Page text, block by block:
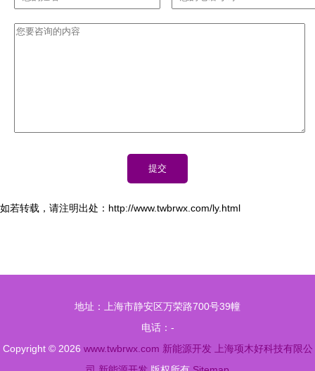
如若转载，请注明出处：http://www.twbrwx.com/ly.html
地址：上海市静安区万荣路700号39幢
电话：-
Copyright © 2026 www.twbrwx.com 新能源开发
上海项木好科技有限公